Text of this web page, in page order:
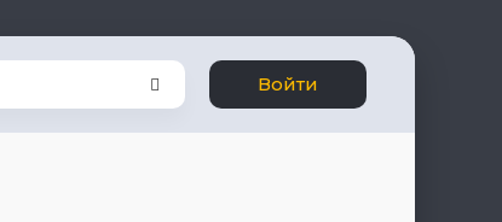
Войти